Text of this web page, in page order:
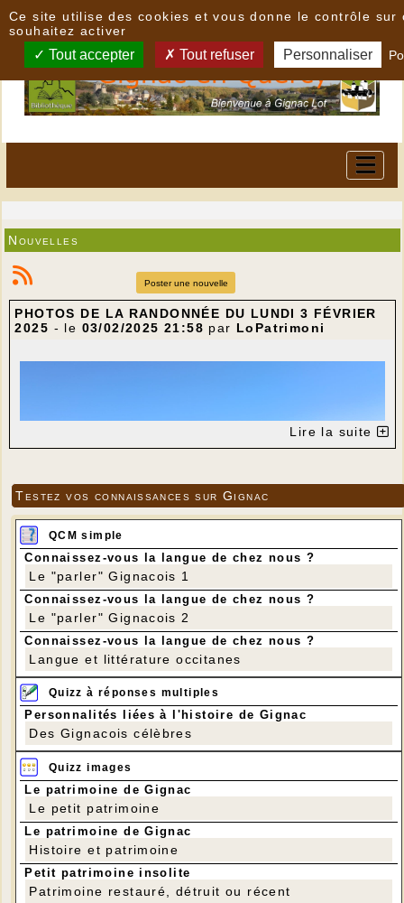
Nouvelles
Poster une nouvelle
PHOTOS DE LA RANDONNÉE DU LUNDI 3 FÉVRIER
2025 - le 03/02/2025 21:58 par LoPatrimoni
Arrivée au Mont Mercou
---
Lire la suite
Testez vos connaissances sur Gignac
QCM simple
Connaissez-vous la langue de chez nous ?
Le "parler" Gignacois 1
Connaissez-vous la langue de chez nous ?
Le "parler" Gignacois 2
Connaissez-vous la langue de chez nous ?
Langue et littérature occitanes
Quizz à réponses multiples
Personnalités liées à l'histoire de Gignac
Des Gignacois célèbres
Quizz images
Le patrimoine de Gignac
Le petit patrimoine
Le patrimoine de Gignac
Histoire et patrimoine
Petit patrimoine insolite
Patrimoine restauré, détruit ou récent
Ce site utilise des cookies et vous donne le contrôle sur
souhaitez activer
Tout accepter Tout refuser Personnaliser